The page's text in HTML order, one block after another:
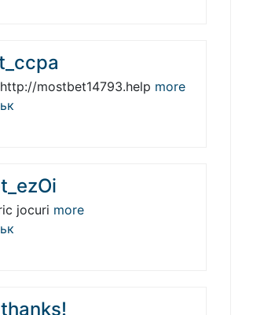
mostbet14793.help more
jocuri more